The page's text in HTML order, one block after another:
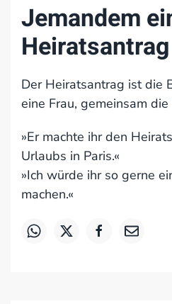
Jemandem
Der Heiratsantrag ist die
eine Frau, gemeinsam
»Er machte ihr den
Urlaubs in Paris.«
»Ich würde ihr so gerne
machen.«